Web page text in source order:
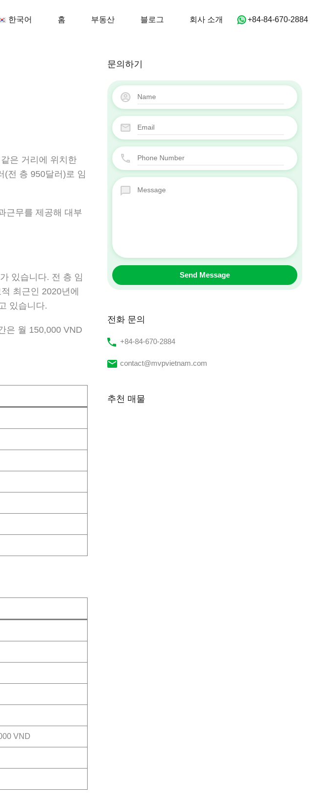
한국어 블로그 회사 소개
한국어 홈 부동산 블로그 회사 소개 ‭+84-84-670-2884‬
은 거리에 위치한
(전 층 950달러)로 임
근무를 제공해 대부
있습니다. 전 층 임
최근인 2020년에
있습니다.
은 월 150,000 VND
VND
문의하기
전화 문의
‭+84-84-670-2884‬
contact@mvpvietnam.com
추천 매물